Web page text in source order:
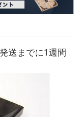
送までに1週間